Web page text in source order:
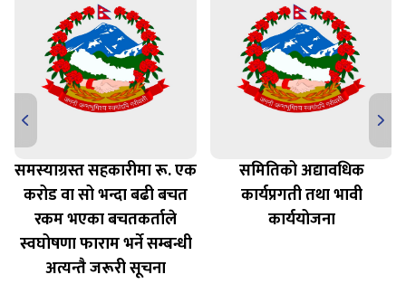
समस्याग्रस्त सहकारीमा रू. एक
करोड वा सो भन्दा बढी बचत
रकम भएका बचतकर्ताले
स्वघोषणा फाराम भर्ने सम्बन्धी
अत्यन्तै जरूरी सूचना
समितिको अद्यावधिक
कार्यप्रगती तथा भावी
कार्ययोजना